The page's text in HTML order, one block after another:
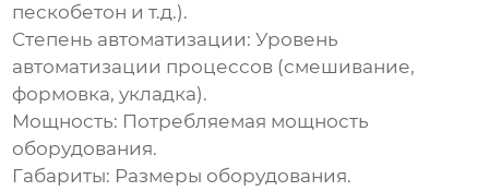
пескобетон и т.д.).
Степень автоматизации: Уровень
автоматизации процессов (смешивание,
формовка, укладка).
Мощность: Потребляемая мощность
оборудования.
Габариты: Размеры оборудования.